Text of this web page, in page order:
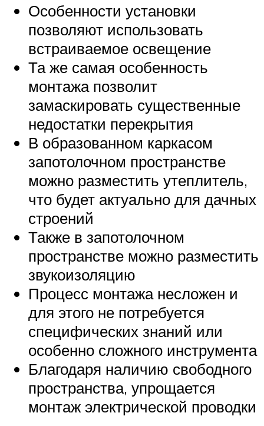
Особенности установки
позволяют использовать
встраиваемое освещение
Та же самая особенность
монтажа позволит
замаскировать существенные
недостатки перекрытия
В образованном каркасом
запотолочном пространстве
можно разместить утеплитель,
что будет актуально для дачных
строений
Также в запотолочном
пространстве можно разместить
звукоизоляцию
Процесс монтажа несложен и
для этого не потребуется
специфических знаний или
особенно сложного инструмента
Благодаря наличию свободного
пространства, упрощается
монтаж электрической проводки